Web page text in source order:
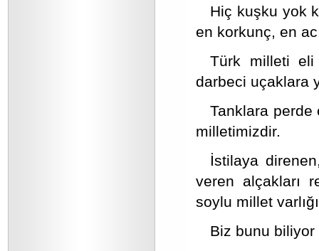
Hiç kuşku yok
en korkunç, en
Türk milleti eli
darbeci uçaklara
Tanklara
milletimizdir.
İstilaya
veren alçakları
soylu millet
Biz bunu